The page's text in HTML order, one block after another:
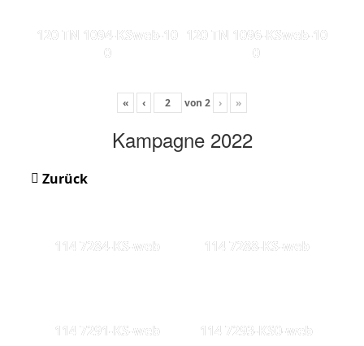
120 TN 1094-KSweb-10
0
120 TN 1096-KSweb-10
0
« ‹ von 2 › »
Kampagne 2022
Zurück
114 7284-KS-web 114 7288-KS-web
114 7291-KS-web 114 7293-KS0-web